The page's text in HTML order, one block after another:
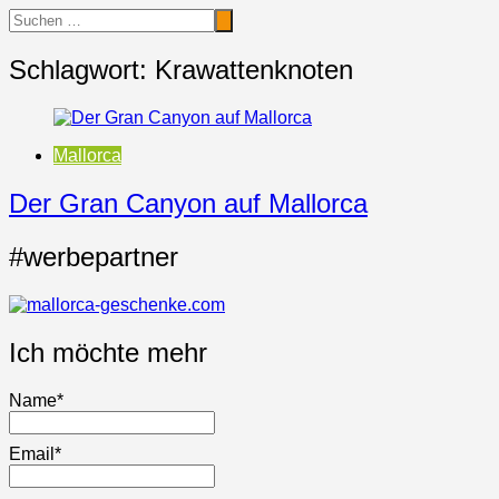
Schlagwort: Krawattenknoten
Mallorca
Der Gran Canyon auf Mallorca
#werbepartner
Ich möchte mehr
Name*
Email*